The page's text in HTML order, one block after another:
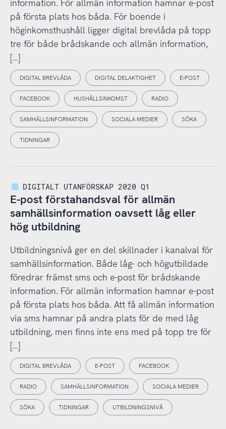
information. För allmän information hamnar e-post
på första plats hos båda. För boende i
höginkomsthushåll ligger digital brevlåda på topp
tre för både brådskande och allmän information,
[…]
DIGITAL BREVLÅDA DIGITAL DELAKTIGHET E-POST
FACEBOOK HUSHÅLLSINKOMST RADIO
SAMHÄLLSINFORMATION SOCIALA MEDIER SÖKA
TIDNINGAR
DIGITALT UTANFÖRSKAP 2020 Q1
E-post förstahandsval för allmän
samhällsinformation oavsett låg eller
hög utbildning
Utbildningsnivå ger en del skillnader i kanalval för
samhällsinformation. Både låg- och högutbildade
föredrar främst sms och e-post för brådskande
information. För allmän information hamnar e-post
på första plats hos båda. Att få allmän information
via sms hamnar på andra plats för de med låg
utbildning, men finns inte ens med på topp tre för
[…]
DIGITAL BREVLÅDA E-POST FACEBOOK
RADIO SAMHÄLLSINFORMATION SOCIALA MEDIER
SÖKA TIDNINGAR UTBILDNINGSNIVÅ